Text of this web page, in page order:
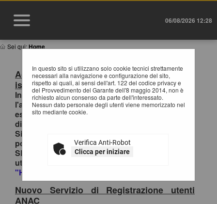
06/08/2026 12:28
Sei qui:Home
In questo sito si utilizzano solo cookie tecnici strettamente
necessari alla navigazione e configurazione del sito,
rispetto ai quali, ai sensi dell'art. 122 del codice privacy e
del Provvedimento del Garante dell'8 maggio 2014, non è
richiesto alcun consenso da parte dell'interessato.
Nessun dato personale degli utenti viene memorizzato nel
sito mediante cookie.
Verifica Anti-Robot
Clicca per iniziare
Accesso al Portale Gare con SPID/CIE:
istruzioni
In ottemperanza alle normative vigenti AgID,
l'accesso al portale gare è consentito
esclusivamente tramite i sistemi di identità
digitale.
Si invitano pertanto gli OO.EE. registrati al
portale che effettuano il primo accesso con
SPID/CIE, ad inviare la richiesta di collegamento
utenza-SPID esclusivamente tramite la funzione
"HELP DESK OPERATORI ECONOMICI
Nuovo Servizio di Registrazione utenti
ANAC